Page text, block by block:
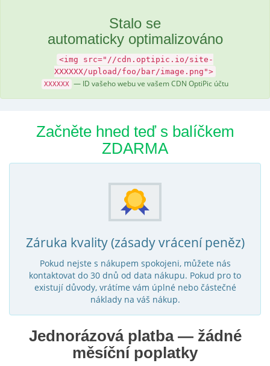
Stalo se
automaticky optimalizováno
<img src="//cdn.optipic.io/site-
XXXXXX/upload/foo/bar/image.png">
XXXXXX — ID vašeho webu ve vašem CDN OptiPic účtu
Začněte hned teď s balíčkem
ZDARMA
Záruka kvality (zásady vrácení peněz)
Pokud nejste s nákupem spokojeni, můžete nás
kontaktovat do 30 dnů od data nákupu. Pokud pro to
existují důvody, vrátíme vám úplné nebo částečné
náklady na váš nákup.
Jednorázová platba — žádné
měsíční poplatky